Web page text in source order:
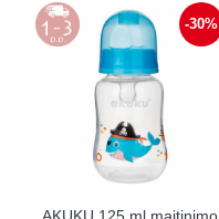
-30%